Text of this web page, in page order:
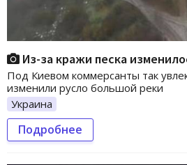
Из-за кражи песка
Под Киевом коммерсанты так
изменили русло большой реки
Украина
Подробнее